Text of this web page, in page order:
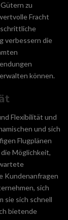
zu
Fracht
verbessern die
können.
Flexibilität und
und sich
Flugplänen
Möglichkeit,
Kundenanfragen
sich
sie sich schnell
bietende